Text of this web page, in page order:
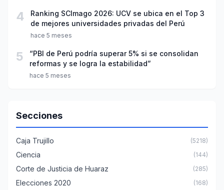
4
Ranking SCImago 2026: UCV se ubica en el Top 3
de mejores universidades privadas del Perú
hace 5 meses
5
“PBI de Perú podría superar 5% si se consolidan
reformas y se logra la estabilidad”
hace 5 meses
Secciones
Caja Trujillo (5218)
Ciencia (144)
Corte de Justicia de Huaraz (285)
Elecciones 2020 (168)